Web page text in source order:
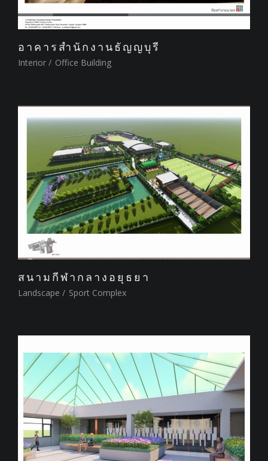
อาคารสำนักงานธัญญบุรี
Interior / Office Building
สนามกีฬากลางอยุธยา
Landscape / Sport Complex